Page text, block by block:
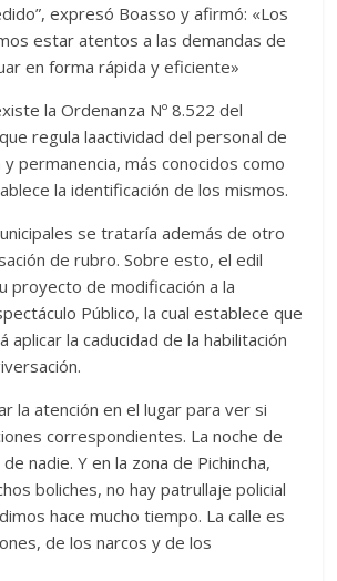
expresó Boasso y afirmó: «Los
estar atentos a las demandas de
en forma rápida y eficiente»
la Ordenanza Nº 8.522 del
regula laactividad del personal de
permanencia, más conocidos como
la identificación de los mismos.
se trataría además de otro
de rubro. Sobre esto, el edil
proyecto de modificación a la
Público, la cual establece que
aplicar la caducidad de la habilitación
la atención en el lugar para ver si
correspondientes. La noche de
nadie. Y en la zona de Pichincha,
boliches, no hay patrullaje policial
hace mucho tiempo. La calle es
de los narcos y de los